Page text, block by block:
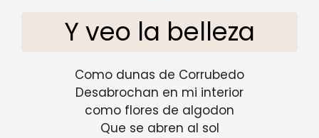
Y veo la belleza
Como dunas de Corrubedo
Desabrochan en mi interior
como flores de algodon
Que se abren al sol